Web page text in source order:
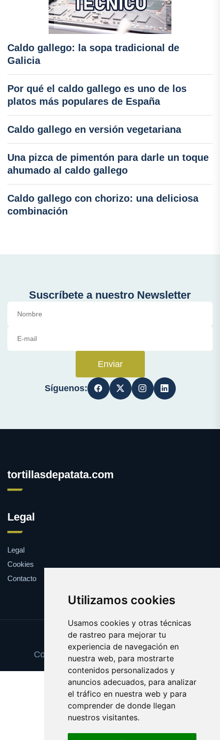
Utilizamos cookies
Usamos cookies y otras técnicas
de rastreo para mejorar tu
experiencia de navegación en
nuestra web, para mostrarte
contenidos personalizados y
anuncios adecuados, para analizar
el tráfico en nuestra web y para
comprender de donde llegan
nuestros visitantes.
Caldo gallego: la sopa tradicional de
Galicia
Por qué el caldo gallego es uno de los
platos más populares de España
Caldo gallego en versión vegetariana
Una pizca de pimentón para darle un toque
ahumado al caldo gallego
Caldo gallego con chorizo: una deliciosa
combinación
Suscríbete a nuestro Newsletter
Enviar
Síguenos:
tortillasdepatata.com
Legal
Legal
Cookies
Contacto
Update cookies preferences
Copyright © 2025 tortillasdepatata.com